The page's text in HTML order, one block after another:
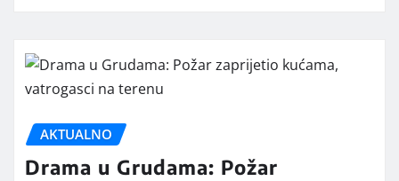
AKTUALNO
Drama u Grudama: Požar